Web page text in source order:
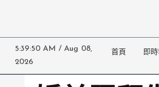
5:39:51 AM /
Aug 08,
2026
首頁 即